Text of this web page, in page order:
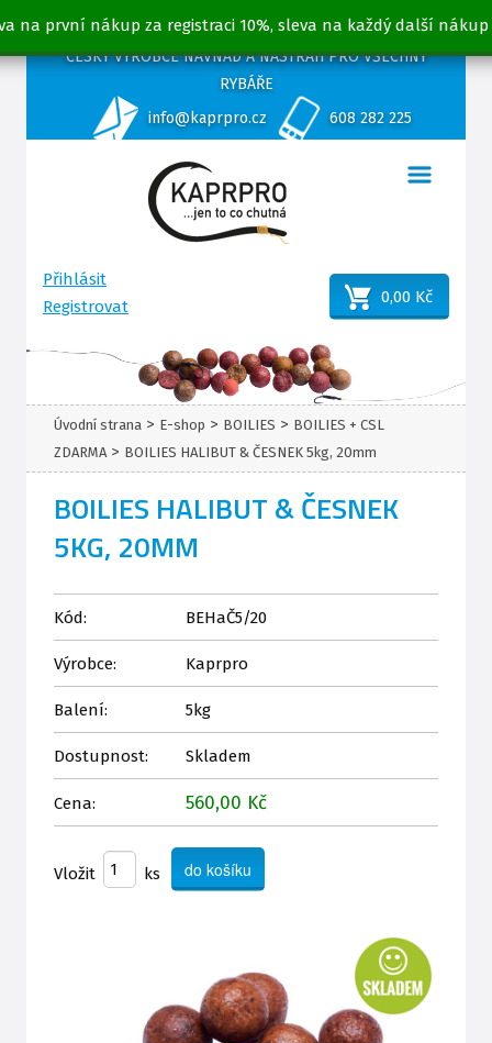
na první nákup za registraci 10%, sleva na každý další nákup
ČESKÝ VÝROBCE NÁVNAD A NÁSTRAH PRO VŠECHNY
RYBÁŘE
info@kaprpro.cz
608 282 225
Přihlásit
Registrovat
0,00 Kč
Úvodní strana > E-shop > BOILIES > BOILIES + CSL
ZDARMA > BOILIES HALIBUT & ČESNEK 5kg, 20mm
BOILIES HALIBUT & ČESNEK
5KG, 20MM
Kód: BEHaČ5/20
Výrobce: Kaprpro
Balení: 5kg
Dostupnost: Skladem
Cena: 560,00 Kč
Vložit ks